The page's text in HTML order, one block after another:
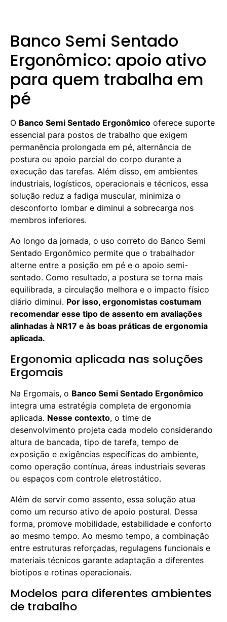
Banco Semi Sentado
Ergonômico: apoio ativo
para quem trabalha em
pé
O Banco Semi Sentado Ergonômico oferece suporte
essencial para postos de trabalho que exigem
permanência prolongada em pé, alternância de
postura ou apoio parcial do corpo durante a
execução das tarefas. Além disso, em ambientes
industriais, logísticos, operacionais e técnicos, essa
solução reduz a fadiga muscular, minimiza o
desconforto lombar e diminui a sobrecarga nos
membros inferiores.
Ao longo da jornada, o uso correto do Banco Semi
Sentado Ergonômico permite que o trabalhador
alterne entre a posição em pé e o apoio semi-
sentado. Como resultado, a postura se torna mais
equilibrada, a circulação melhora e o impacto físico
diário diminui. Por isso, ergonomistas costumam
recomendar esse tipo de assento em avaliações
alinhadas à NR17 e às boas práticas de ergonomia
aplicada.
Ergonomia aplicada nas soluções
Ergomais
Na Ergomais, o Banco Semi Sentado Ergonômico
integra uma estratégia completa de ergonomia
aplicada. Nesse contexto, o time de
desenvolvimento projeta cada modelo considerando
altura de bancada, tipo de tarefa, tempo de
exposição e exigências específicas do ambiente,
como operação contínua, áreas industriais severas
ou espaços com controle eletrostático.
Além de servir como assento, essa solução atua
como um recurso ativo de apoio postural. Dessa
forma, promove mobilidade, estabilidade e conforto
ao mesmo tempo. Ao mesmo tempo, a combinação
entre estruturas reforçadas, regulagens funcionais e
materiais técnicos garante adaptação a diferentes
biotipos e rotinas operacionais.
Modelos para diferentes ambientes
de trabalho